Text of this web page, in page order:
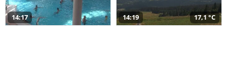
14:17 14:19 17,1 °C